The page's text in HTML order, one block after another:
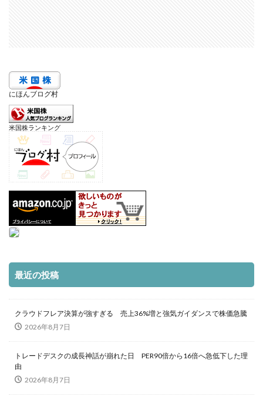
にほんブログ村
米国株ランキング
最近の投稿
クラウドフレア決算が強すぎる 売上36%増と強気ガイダンスで株価急騰
2026年8月7日
トレードデスクの成長神話が崩れた日 PER90倍から16倍へ急低下した理
由
2026年8月7日